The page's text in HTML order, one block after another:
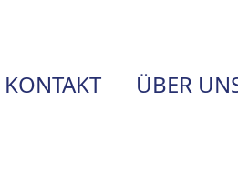
KONTAKT ÜBER